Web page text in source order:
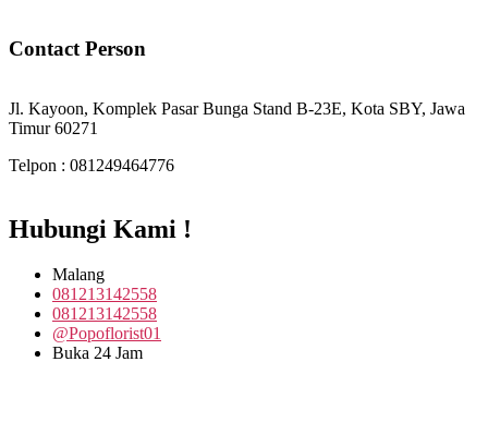
Contact Person
Jl. Kayoon, Komplek Pasar Bunga Stand B-23E, Kota SBY, Jawa
Timur 60271
Telpon : 081249464776
Hubungi Kami !
Malang
081213142558
081213142558
@Popoflorist01
Buka 24 Jam